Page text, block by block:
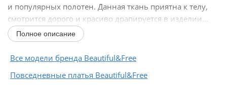
и популярных полотен. Данная ткань приятна к телу,
смотрится дорого и красиво драпируется в изделии...
Полное описание
Все модели бренда Beautiful&Free
Повседневные платья Beautiful&Free